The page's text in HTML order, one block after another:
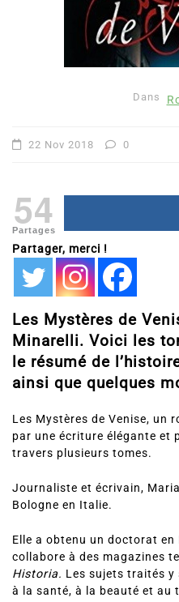
54
Partages
Partager, merci !
Les Mystères de
Minarelli. Voici les
le résumé de
ainsi que quelques
par une écriture élégante et
travers plusieurs tomes.
Bologne en Italie.
collabore à des magazines
Historia.Les sujets traités y
à la santé, à la beauté et au